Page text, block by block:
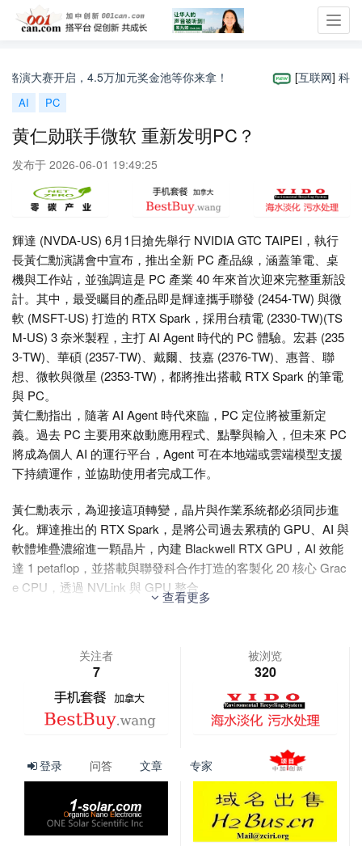
赛开启，4.5万加元奖金池等你来拿！ [互联网] 科学家在
AI PC
黄仁勋联手微软 重新发明PC？
发布于 2026-06-01 19:49:25
輝達 (NVDA-US) 6月1日搶先舉行 NVIDIA GTC TAIPEI，執行
長黃仁勳演講會中宣布，推出全新 PC 產品線，涵蓋筆電、桌
機與工作站，並強調這是 PC 產業 40 年來首次迎來完整重新設
計。其中，最受矚目的產品即是輝達攜手聯發 (2454-TW) 與微
軟 (MSFT-US) 打造的 RTX Spark，採用台積電 (2330-TW)(TS
M-US) 3 奈米製程，主打 AI Agent 時代的 PC 體驗。宏碁 (235
3-TW)、華碩 (2357-TW)、戴爾、技嘉 (2376-TW)、惠普、聯
想、微軟與微星 (2353-TW)，都將推出搭載 RTX Spark 的筆電
與 PC。
黃仁勳指出，隨著 AI Agent 時代來臨，PC 定位將被重新定
義。過去 PC 主要用來啟動應用程式、點擊與輸入，但未來 PC
將成為個人 AI 的運行平台，Agent 可在本地端或雲端模型支援
下持續運作，並協助使用者完成工作。
黃仁勳表示，為迎接這項轉變，晶片與作業系統都必須同步進
化。輝達推出的 RTX Spark，是將公司過去累積的 GPU、AI 與
軟體堆疊濃縮進一顆晶片，內建 Blackwell RTX GPU，AI 效能
達 1 petaflop，並搭載與聯發科合作打造的客製化 20 核心 Grac
e CPU，透過 NVLink 與 GPU 整合。
除了硬體創新外，黃仁勳指出，輝達也與微軟密切合作，打造
面向 AI Agent 的 Windows 平台，讓 RTX Spark 不僅能執行 Wi
ndows 生態既有應用，也能支援全新的 Agentic 體驗。
除 RTX Spark 筆電外，黃仁勳進一步宣布，輝達與微軟將重新
發明整個 PC 產品線，推出涵蓋桌機、筆電與工作站的三大 Win
dows 新機種，並強調全系列產品皆具備 100% Windows 相容、
100% CUDA、100% NVIDIA AI Tensor Core，代表使用者可在
這些新型 PC 上執行既有 Windows 應用，也可運行 NVIDIA AI
查看更多
关注者
7
被浏览
320
登录 问答 文章 专家